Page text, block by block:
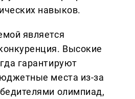
навыков.
является
Высокие
гарантируют
места из-за
олимпиад,